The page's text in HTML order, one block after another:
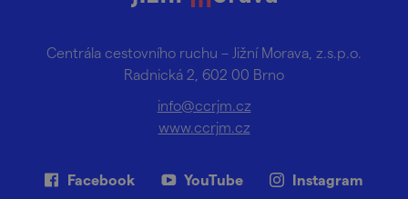
Centrála cestovního ruchu – Jižní Morava, z.s.p.o.
Radnická 2, 602 00 Brno
info@ccrjm.cz
www.ccrjm.cz
Facebook YouTube Instagram